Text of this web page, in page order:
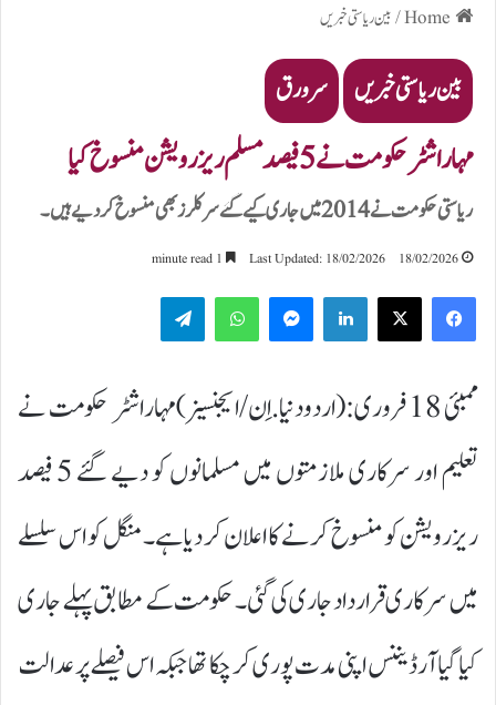
/بین ریاستی خبریں
بین ریاستی خبریں سرورق
مہاراشٹر حکومت نے 5 فیصد مسلم ریزرویشن منسوخ کیا
ریاستی حکومت نے 2014 میں جاری کیے گئے سرکلرز بھی منسوخ کر دیے ہیں۔
18/02/2026
Last Updated: 18/02/2026
LinkedIn
WhatsApp
ممبئی 18 فروری:(اردودنیا.اِن/ایجنسیز)مہاراشٹر حکومت نے
تعلیم اور سرکاری ملازمتوں میں مسلمانوں کو دیے گئے 5 فیصد
ریزرویشن کو منسوخ کرنے کا اعلان کر دیا ہے۔ منگل کو اس سلسلے
میں سرکاری قرارداد جاری کی گئی۔ حکومت کے مطابق پہلے جاری
کیا گیا آرڈیننس اپنی مدت پوری کر چکا تھا جبکہ اس فیصلے پر عدالت